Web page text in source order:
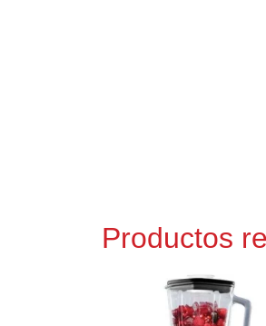
Productos